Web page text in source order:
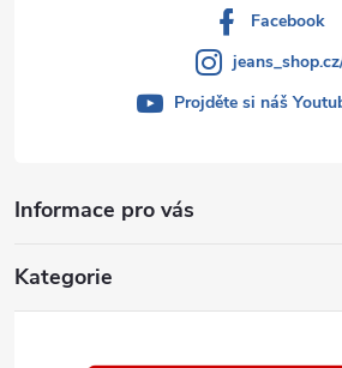
Informace pro vás
Kategorie
Facebook
Projděte si náš